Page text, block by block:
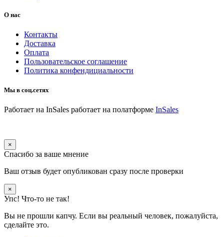
О нас
Контакты
Доставка
Оплата
Пользовательское соглашение
Политика конфендициальности
Мы в соц.сетях
Работает на InSales работает на полатформе InSales
×
Спасибо за ваше мнение
Ваш отзыв будет опубликован сразу после проверки
×
Упс! Что-то не так!
Вы не прошли капчу. Если вы реальный человек, пожалуйста,
сделайте это.